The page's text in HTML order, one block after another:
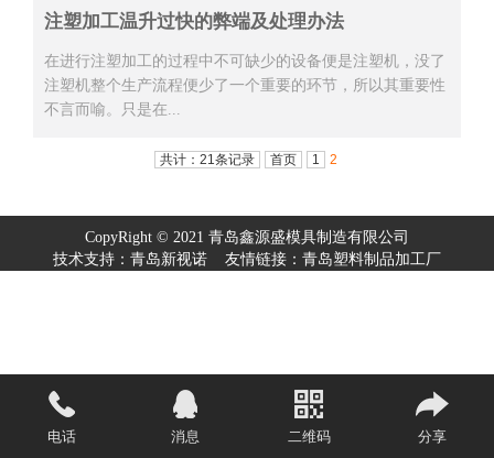
注塑加工温升过快的弊端及处理办法
在进行注塑加工的过程中不可缺少的设备便是注塑机，没了
注塑机整个生产流程便少了一个重要的环节，所以其重要性
不言而喻。只是在...
共计：21条记录 首页 1 2
CopyRight © 2021 青岛鑫源盛模具制造有限公司
技术支持： 青岛新视诺 友情链接： 青岛塑料制品加工厂
电话 消息 二维码 分享